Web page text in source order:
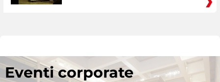
Eventi corporate